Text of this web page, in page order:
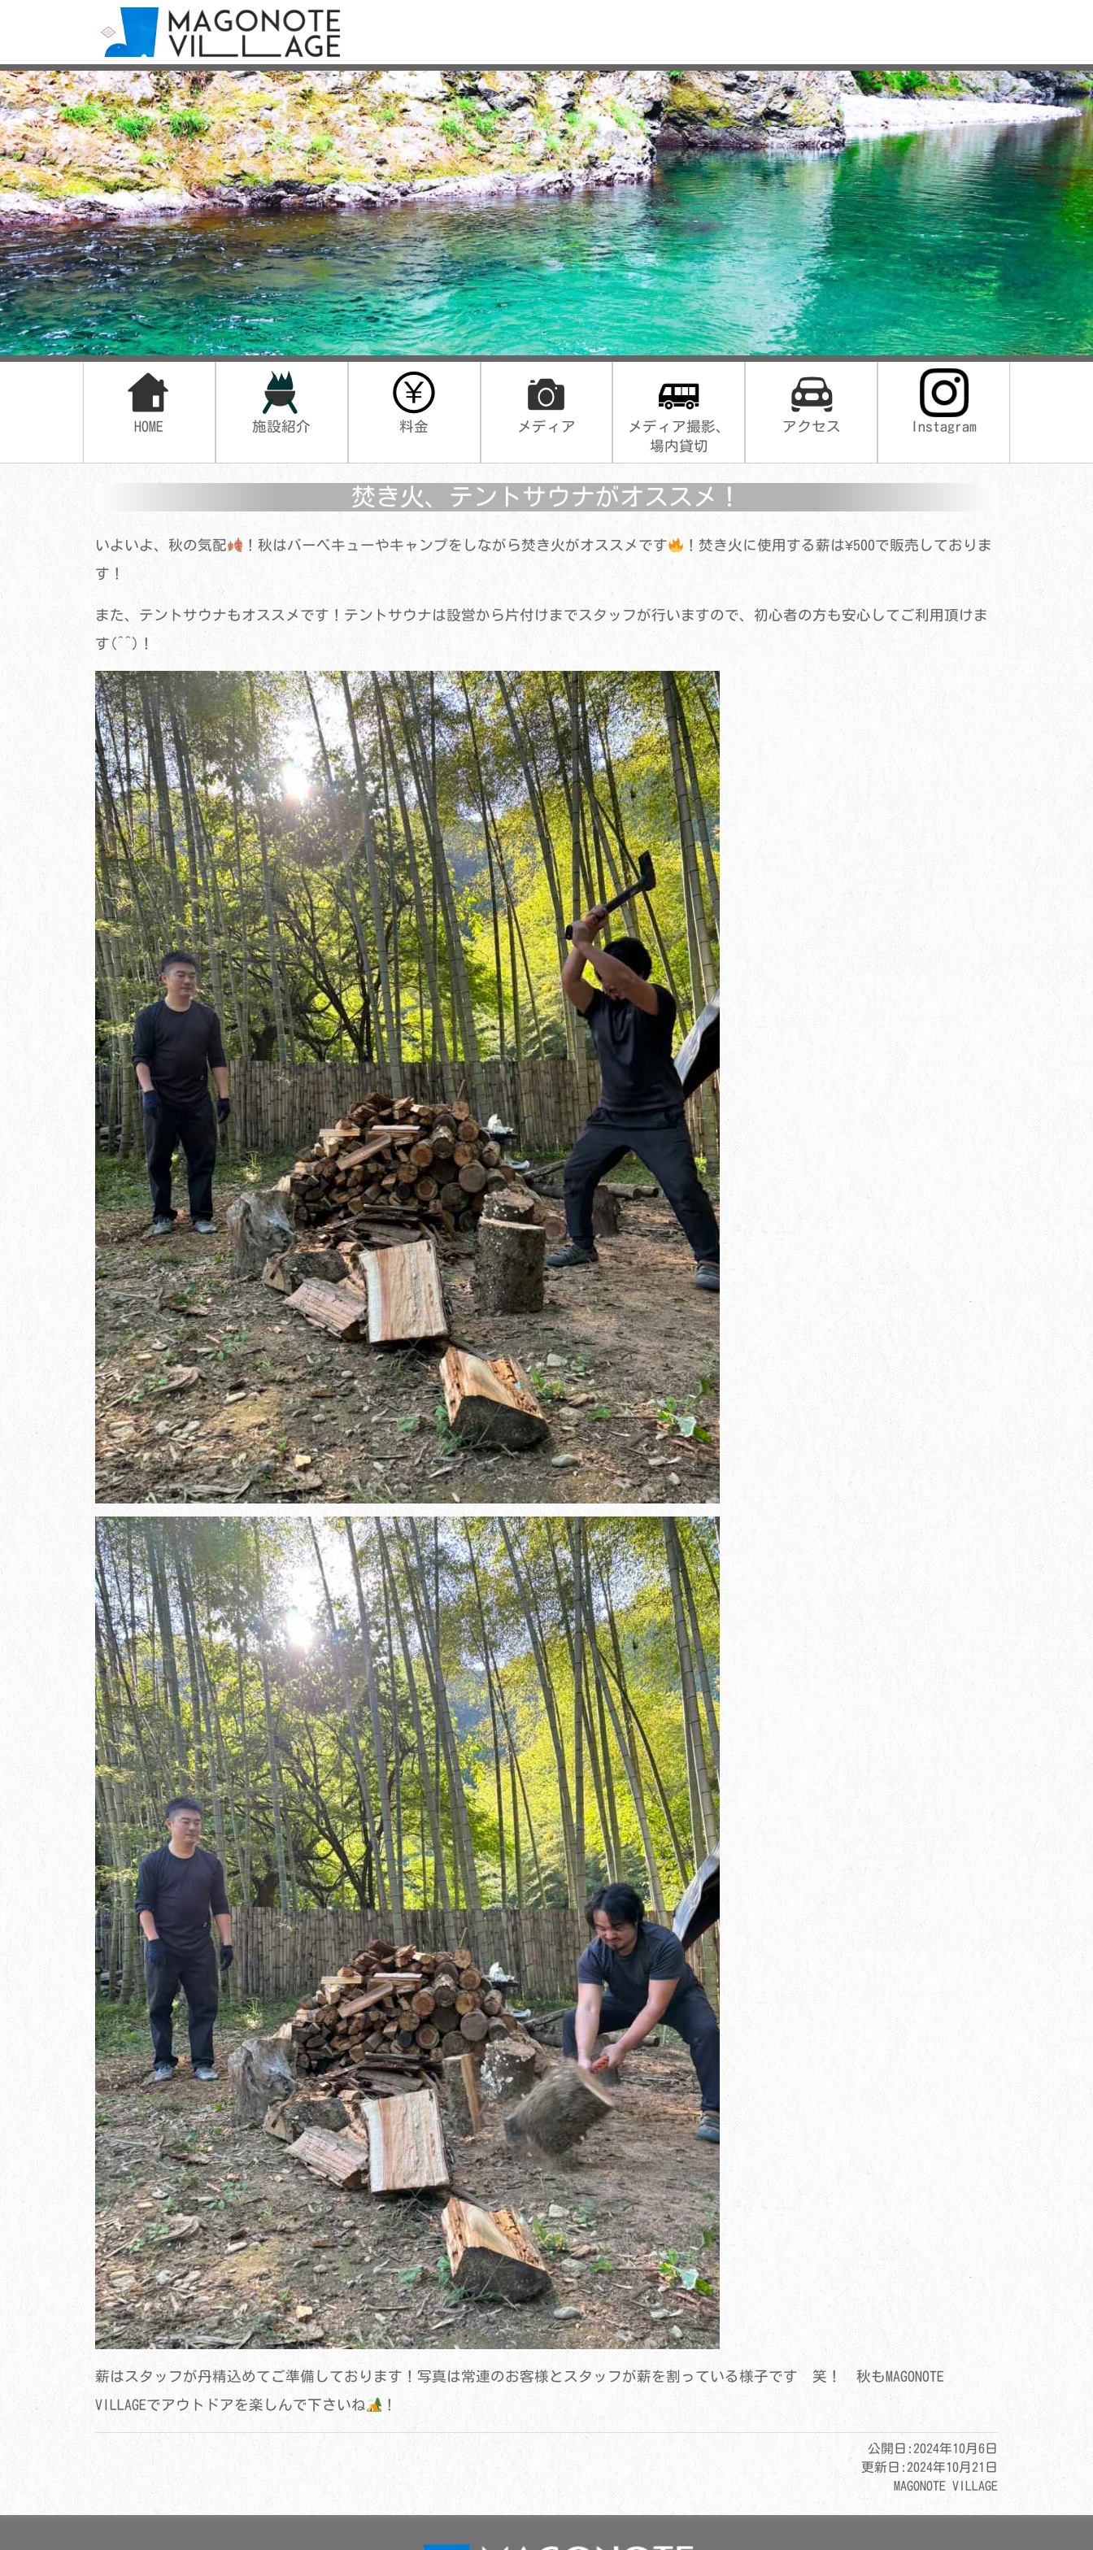
HOME 施設紹介 料金 メディア
メディア撮影、
場内貸切
アクセス Instagram
焚き火、テントサウナがオススメ！
いよいよ、秋の気配 ！秋はバーベキューやキャンプをしながら焚き火がオススメです ！焚き火に使用する薪は¥500で販売しておりま
す！
また、テントサウナもオススメです！テントサウナは設営から片付けまでスタッフが行いますので、初心者の方も安心してご利用頂けま
す(^^)！
薪はスタッフが丹精込めてご準備しております！写真は常連のお客様とスタッフが薪を割っている様子です 笑！ 秋もMAGONOTE
VILLAGEでアウトドアを楽しんで下さいね ！
公開日: 2024年10月6日
更新日: 2024年10月21日
MAGONOTE VILLAGE